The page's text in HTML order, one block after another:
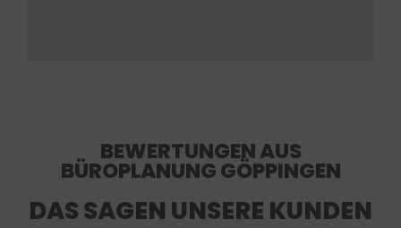
BEWERTUNGEN AUS
BÜROPLANUNG GÖPPINGEN
DAS SAGEN UNSERE KUNDEN